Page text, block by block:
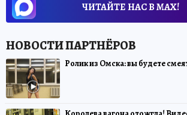
ЧИТАЙТЕ НАС В МАХ!
Ролик из Омска: вы будете